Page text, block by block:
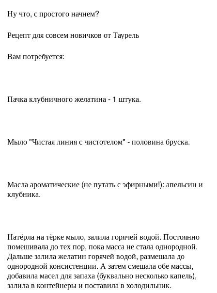
Ну что, с простого начнем?
Рецепт для совсем новичков от Таурель
Вам потребуется:
Пачка клубничного желатина - 1 штука.
Мыло "Чистая линия с чистотелом" - половина бруска.
Масла ароматические (не путать с эфирными!): апельсин и
клубника.
Натёрла на тёрке мыло, залила горячей водой. Постоянно
помешивала до тех пор, пока масса не стала однородной.
Дальше залила желатин горячей водой, размешала до
однородной консистенции. А затем смешала обе массы,
добавила масел для запаха (буквально несколько капель),
залила в контейнеры и поставила в холодильник.